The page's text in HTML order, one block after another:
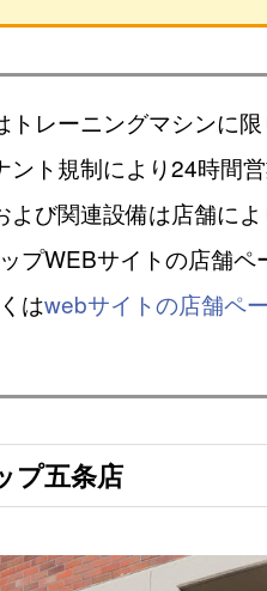
レーニングマシンに限
ント規制により24時間
よび関連設備は店舗に
プWEBサイトの店舗
はwebサイトの店舗ペ
プ五条店